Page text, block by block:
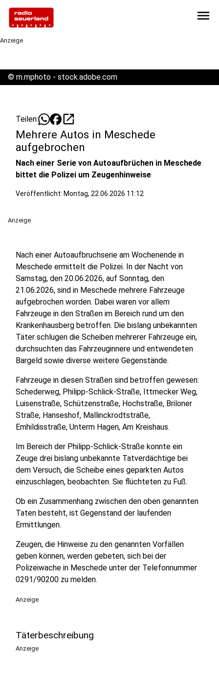
menu
Anzeige
© m.mphoto - stock.adobe.com
Teilen: open_in_new
Mehrere Autos in Meschede
aufgebrochen
Nach einer Serie von Autoaufbrüchen in Meschede
bittet die Polizei um Zeugenhinweise
Veröffentlicht: Montag, 22.06.2026 11:12
Anzeige
Nach einer Autoaufbruchserie am Wochenende in
Meschede ermittelt die Polizei. In der Nacht von
Samstag, den 20.06.2026, auf Sonntag, den
21.06.2026, sind in Meschede mehrere Fahrzeuge
aufgebrochen worden. Dabei waren vor allem
Fahrzeuge in den Straßen im Bereich rund um den
Krankenhausberg betroffen. Die bislang unbekannten
Täter schlugen die Scheiben mehrerer Fahrzeuge ein,
durchsuchten das Fahrzeuginnere und entwendeten
Bargeld sowie diverse weitere Gegenstände.
Fahrzeuge in diesen Straßen sind betroffen gewesen:
Schederweg, Philipp-Schlick-Straße, Ittmecker Weg,
Luisenstraße, Schützenstraße, Hochstraße, Briloner
Straße, Hanseshof, Mallinckrodtstraße,
Emhildisstraße, Unterm Hagen, Am Kreishaus.
Im Bereich der Philipp-Schlick-Straße konnte ein
Zeuge drei bislang unbekannte Tatverdächtige bei
dem Versuch, die Scheibe eines geparkten Autos
einzuschlagen, beobachten. Sie flüchteten zu Fuß.
Ob ein Zusammenhang zwischen den oben genannten
Taten besteht, ist Gegenstand der laufenden
Ermittlungen.
Zeugen, die Hinweise zu den genannten Vorfällen
geben können, werden gebeten, sich bei der
Polizeiwache in Meschede unter der Telefonnummer
0291/90200 zu melden.
Anzeige
Täterbeschreibung
Anzeige